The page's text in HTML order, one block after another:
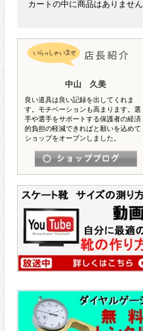
カートの中に商品はありません
中山 久美
良い道具は良い記録を出してくれま
す。モチベーションも高まります。選
手や選手をサポートする保護者の経済
的負担の軽減できればと願いを込めて
ショップをオープンしました。